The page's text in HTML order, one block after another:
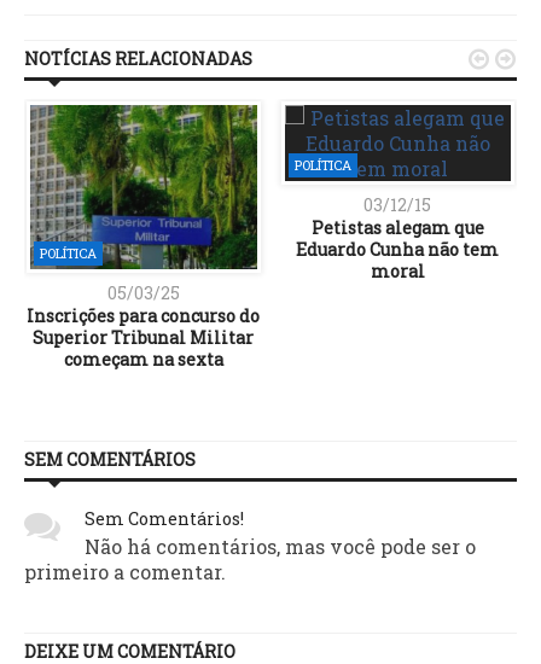
NOTÍCIAS RELACIONADAS
POLÍTICA
05/03/25
Inscrições para concurso do
Superior Tribunal Militar
começam na sexta
POLÍTICA
03/12/15
Petistas alegam que
Eduardo Cunha não tem
moral
 
SEM COMENTÁRIOS
Sem Comentários!
Não há comentários, mas você pode ser o
primeiro a comentar.
DEIXE UM COMENTÁRIO